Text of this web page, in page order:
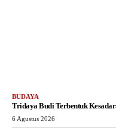
BUDAYA
Tridaya Budi Terbentuk
6 Agustus 2026